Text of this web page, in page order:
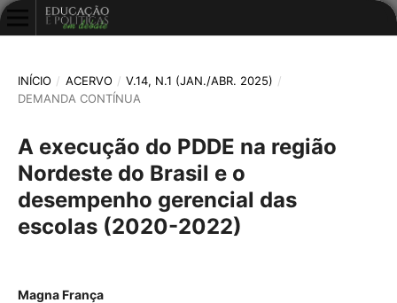
INÍCIO / ACERVO / V.14, N.1 (JAN./ABR. 2025) /
DEMANDA CONTÍNUA
A execução do PDDE na região
Nordeste do Brasil e o
desempenho gerencial das
escolas (2020-2022)
Magna França